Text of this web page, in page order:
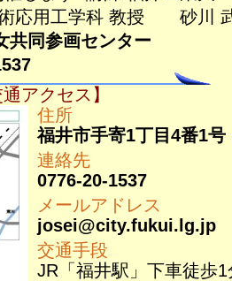
術応用工学科 教授 砂川
共同参画センター
アクセス】
住所
福井市手寄1丁目4番1号
連絡先
0776-20-1537
メールアドレス
josei@city.fukui.lg.jp
交通手段
JR「福井駅」下車徒歩1